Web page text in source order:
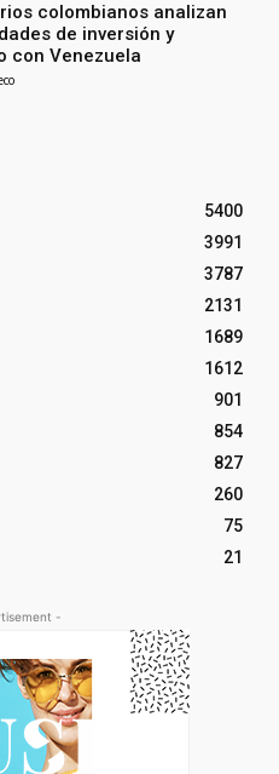
colombianos analizan
de inversión y
con Venezuela
5400
3991
3787
2131
1689
1612
901
854
827
260
75
21
-